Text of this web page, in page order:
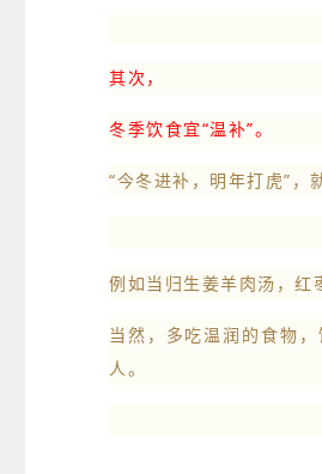
其次，
冬季饮食宜“温补”。
“今冬进补，明年打虎”，
例如当归生姜羊肉汤，红
当然，多吃温润的食物，
人。